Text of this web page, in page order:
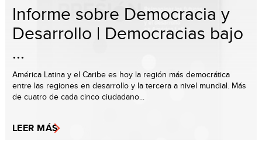
Informe sobre Democracia y
Desarrollo | Democracias bajo
...
América Latina y el Caribe es hoy la región más democrática
entre las regiones en desarrollo y la tercera a nivel mundial. Más
de cuatro de cada cinco ciudadano...
LEER MÁS